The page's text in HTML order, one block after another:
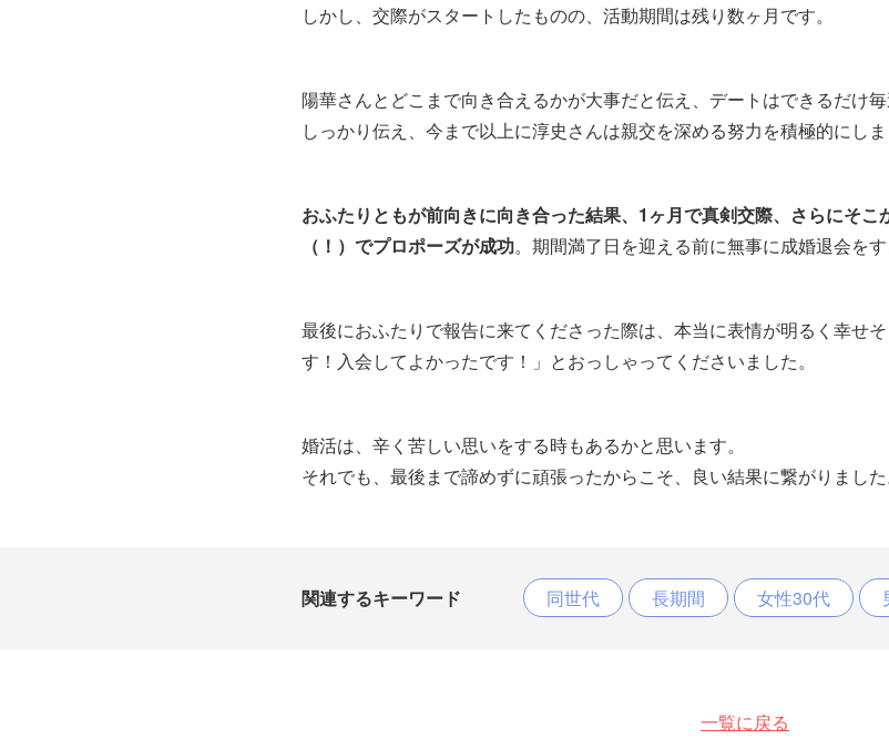
しかし、交際がスタートしたものの、活動期間は残り数ヶ月です。
陽華さんとどこまで向き合えるかが大事だと伝え、デートはできるだけ
しっかり伝え、今まで以上に淳史さんは親交を深める努力を積極的にしま
おふたりともが前向きに向き合った結果、1ヶ月で真剣交際、さらにそ
（！）でプロポーズが成功。期間満了日を迎える前に無事に成婚退会をす
最後におふたりで報告に来てくださった際は、本当に表情が明るく幸せ
す！入会してよかったです！」とおっしゃってくださいました。
婚活は、辛く苦しい思いをする時もあるかと思います。
それでも、最後まで諦めずに頑張ったからこそ、良い結果に繋がりました
関連するキーワード 同世代 長期間 女性30代
一覧に戻る